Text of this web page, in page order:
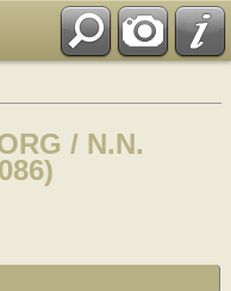
/ N.N.